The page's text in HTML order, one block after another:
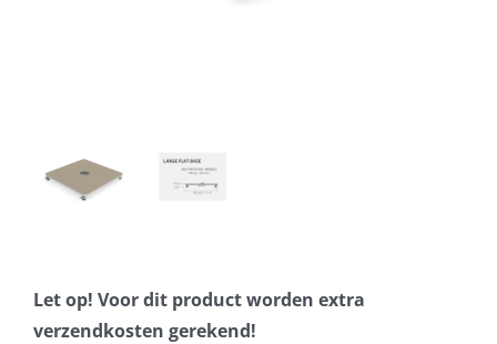
Balkonklemmen
Verlichting
Let op! Voor dit product worden extra
verzendkosten gerekend!